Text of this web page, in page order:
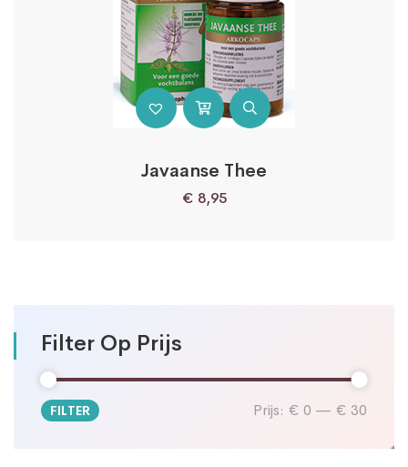
Filter Op Prijs
Min.
Max.
FILTER Prijs: € 0 — € 30
Javaanse Thee
€ 8,95